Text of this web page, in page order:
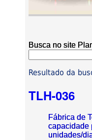
Busca no site
Resultado da
TLH-036
Fábrica de
capacidade
unidades/